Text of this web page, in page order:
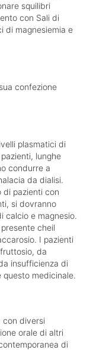
squilibri
con Sali di
di magnesiemia e
confezione
plasmatici di
lunghe
condurre a
da dialisi.
di pazienti con
si dovranno
calcio e magnesio.
cheil
I pazienti
da
insufficienza di
questo medicinale.
con diversi
orale di altri
di